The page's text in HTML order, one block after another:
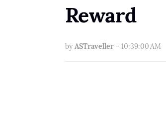
Reward
by ASTraveller - 10:39:00 AM